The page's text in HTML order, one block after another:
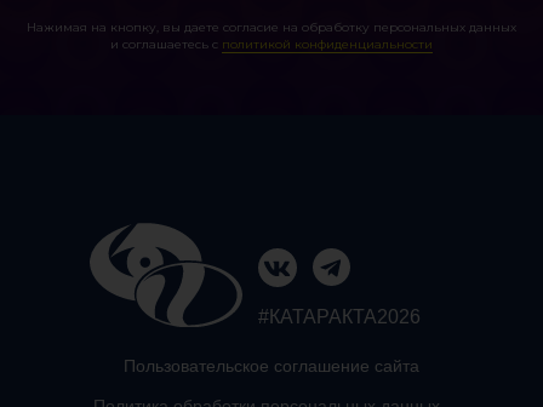
Нажимая на кнопку, вы даете согласие на обработку персональных данных
и соглашаетесь c политикой конфиденциальности
#КАТАРАКТА2026
Пользовательское соглашение сайта